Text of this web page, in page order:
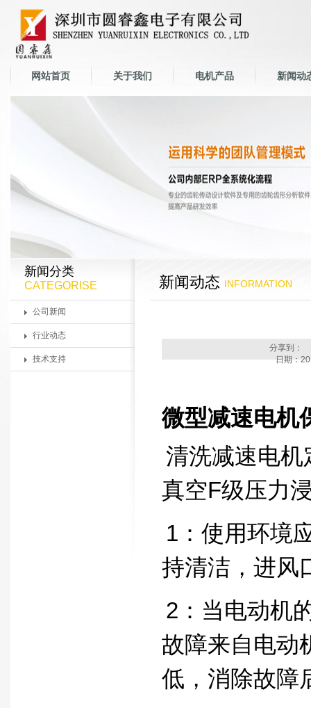
网站首页 关于我们 电机产品 新闻动
新闻分类
CATEGORISE
公司新闻
行业动态
技术支持
新闻动态 INFORMATION
分享到：
日期：
微型减速电机
清洗减速电
真空F级压力
1：使用环境
持清洁，进风
2：当电动机
故障来自电动
低，消除故障